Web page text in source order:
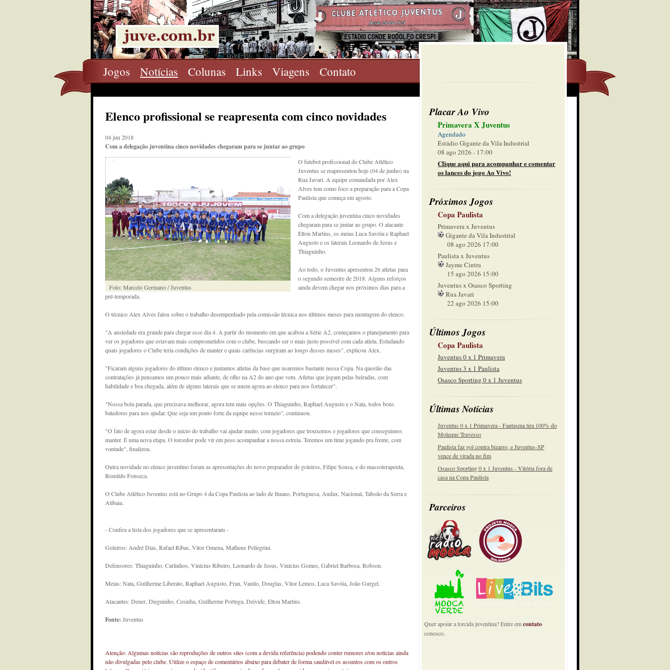
Jogos Notícias Colunas Links Viagens Contato
Placar Ao Vivo
Primavera X Juventus
Agendado
Estádio Gigante da Vila Industrial
08 ago 2026 - 17:00
Clique aqui para acompanhar e comentar
os lances do jogo Ao Vivo!
Próximos Jogos
Copa Paulista
Primavera x Juventus
Gigante da Vila Industrial
08 ago 2026 17:00
Paulista x Juventus
Jayme Cintra
15 ago 2026 15:00
Juventus x Osasco Sporting
Rua Javari
22 ago 2026 15:00
Últimos Jogos
Copa Paulista
Juventus 0 x 1 Primavera
Juventus 3 x 1 Paulista
Osasco Sporting 0 x 1 Juventus
Últimas Notícias
Juventus 0 x 1 Primavera - Fantasma tira 100% do
Moleque Travesso
Paulista faz gol contra bizarro, e Juventus-SP
vence de virada no fim
Osasco Sporting 0 x 1 Juventus - Vitória fora de
casa na Copa Paulista
Parceiros
Quer apoiar a torcida juventina? Entre emcontato
conosco.
Elenco profissional se reapresenta com cinco novidades
04 jun 2018
Com a delegação juventina cinco novidades chegaram para se juntar ao grupo
Foto: Marcelo Germano / Juventus
O futebol profissional do Clube Atlético
Juventus se reapresentou hoje (04 de junho) na
Rua Javari. A equipe comandada por Alex
Alves tem como foco a preparação para a Copa
Paulista que começa em agosto.
Com a delegação juventina cinco novidades
chegaram para se juntar ao grupo. O atacante
Elton Martins, os meias Luca Savóia e Raphael
Augusto e os laterais Leonardo de Jesus e
Thiaguinho.
Ao todo, o Juventus apresentou 26 atletas para
o segundo semestre de 2018. Alguns reforços
ainda devem chegar nos próximos dias para a
pré-temporada.
O técnico Alex Alves falou sobre o trabalho desempenhado pela comissão técnica nos últimos meses para montagem do elenco.
"A ansiedade era grande para chegar esse dia 4. A partir do momento em que acabou a Série A2, começamos o planejamento para
ver os jogadores que estavam mais comprometidos com o clube, buscando ser o mais justo possível com cada atleta. Estudando
quais jogadores o Clube teria condições de manter e quais carências surgiram ao longo desses meses", explicou Alex.
"Ficaram alguns jogadores do último elenco e juntamos atletas da base que usaremos bastante nessa Copa. Na questão das
contratações já pensamos um pouco mais adiante, de olho na A2 do ano que vem. Atletas que jogam pelas beiradas, com
habilidade e boa chegada, além de alguns laterais que se unem agora ao elenco para nos fortalecer".
"Nossa bola parada, que precisava melhorar, agora tem mais opções. O Thiaguinho, Raphael Augusto e o Nata, todos bons
batedores para nos ajudar. Que seja um ponto forte da equipe nesse torneio", continuou.
"O fato de agora estar desde o início do trabalho vai ajudar muito, com jogadores que trouxemos e jogadores que conseguimos
manter. É uma nova etapa. O torcedor pode vir em peso acompanhar a nossa estreia. Teremos um time jogando pra frente, com
vontade", finalizou.
Outra novidade no elenco juventino foram as apresentações do novo preparador de goleiros, Filipe Sousa, e do massoterapeuta,
Romildo Fonseca.
O Clube Atlético Juventus está no Grupo 4 da Copa Paulista ao lado de Ituano, Portuguesa, Audax, Nacional, Taboão da Serra e
Atibaia.
- Confira a lista dos jogadores que se apresentaram -
Goleiros: André Dias, Rafael Ribas, Vitor Omena, Matheus Pellegrini.
Defensores: Thiaguinho, Carlinhos, Vinícius Ribeiro, Leonardo de Jesus, Vinícius Gomes, Gabriel Barbosa, Robson.
Meias: Nata, Guilherme Liberato, Raphael Augusto, Fran, Vanilo, Douglas, Vitor Lemos, Luca Savóia, João Gurgel.
Atacantes: Dener, Dieguinho, Cesinha, Guilherme Portuga, Deivide, Elton Martins.
Fonte: Juventus
Atenção: Algumas notícias são reproduções de outros sites (com a devida referência) podendo conter rumores e/ou notícias ainda
não divulgadas pelo clube. Utilize o espaço de comentários abaixo para debater de forma saudável os assuntos com os outros